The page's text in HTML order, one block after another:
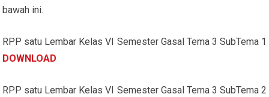
bawah ini.
RPP satu Lembar Kelas VI Semester Gasal Tema 3 SubTema 1
DOWNLOAD
RPP satu Lembar Kelas VI Semester Gasal Tema 3 SubTema 2